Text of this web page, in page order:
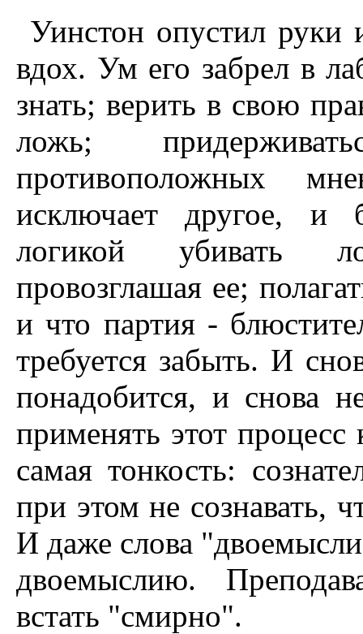
Уинстон опустил руки
вдох. Ум его забрел в
знать; верить в свою
ложь;
противоположных
исключает другое,
логикой убивать
провозглашая ее;
и что партия -
требуется забыть. И
понадобится, и снова
применять этот
самая тонкость:
при этом не сознавать,
И даже слова
двоемыслию.
встать "смирно".